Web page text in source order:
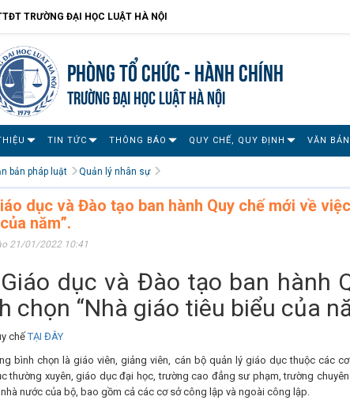
TRƯỜNG ĐẠI HỌC LUẬT HÀ NỘI
Phòng Tổ chức - Hành chính
TRƯỜNG ĐẠI HỌC LUẬT HÀ NỘI
TIN TỨC THÔNG BÁO QUY CHẾ, QUY ĐỊNH VĂN
bản pháp luật Quản lý nhân sự
dục và Đào tạo ban hành Quy chế mới về
năm”.
21/01/2022 10:41
dục và Đào tạo ban hành
chọn “Nhà giáo tiêu biểu của
chếTẠI ĐÂY
bình chọn là giáo viên, giảng viên, cán bộ quản lý giáo dục thuộc các
thường xuyên, giáo dục đại học, trường cao đẳng sư phạm, trường
nước của bộ, bao gồm cả các cơ sở công lập và ngoài công lập.